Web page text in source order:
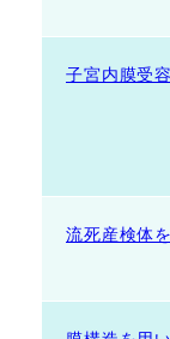
子宮内膜受
流死産検体